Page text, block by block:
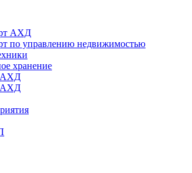
АХД
по управлению недвижимостью
хранение
АХД
АХД